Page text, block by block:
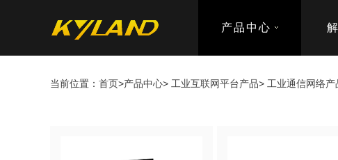
产品中心
当前位置： 首页>产品中心> 工业互联网平台产品> 工业通信网络产